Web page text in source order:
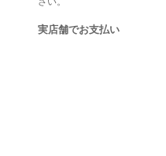
実店舗でお支払い